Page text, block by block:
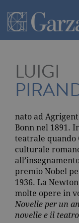
LUIGI
nato ad
Bonn nel 1891.
teatrale quando
culturale
premio Nobel
1936. La
molte opere in
Novelle per un
novelle e il teatro